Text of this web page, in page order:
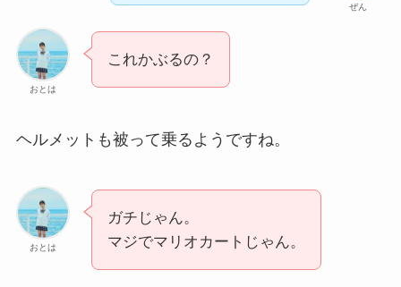
ぜん
おとは
これかぶるの？
ヘルメットも被って乗るようですね。
おとは
ガチじゃん。
マジでマリオカートじゃん。